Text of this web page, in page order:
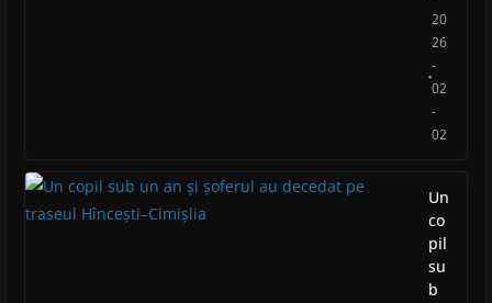
20
26
-
02
-
02
Un
co
pil
su
b